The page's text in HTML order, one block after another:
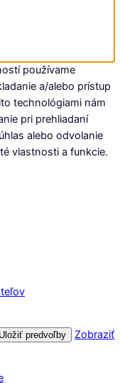
používame
a/alebo prístup
technológiami nám
pri prehliadaní
alebo odvolanie
vlastnosti a funkcie.
Uložiť predvoľby
Zobraziť